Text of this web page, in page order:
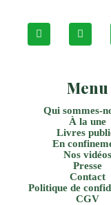
Menu
Qui sommes-
À la une
Livres
En
Nos vidéos
Presse
Contact
Politique de
CGV